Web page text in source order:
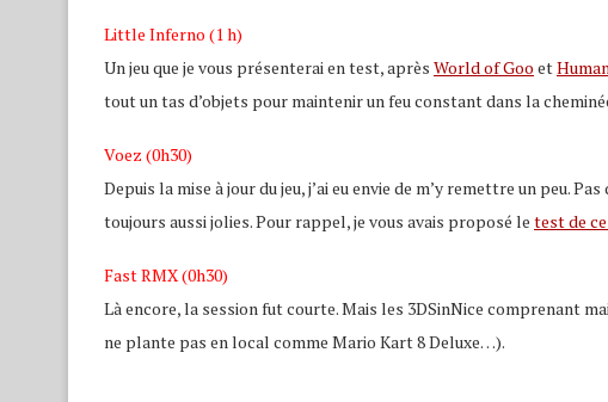
Little Inferno (1 h)
Un jeu que je vous présenterai en test, après World of Goo et
tout un tas d’objets pour maintenir un feu constant dans la
Voez (0h30)
Depuis la mise à jour du jeu, j’ai eu envie de m’y remettre un peu.
toujours aussi jolies. Pour rappel, je vous avais proposé le test de
Fast RMX (0h30)
Là encore, la session fut courte. Mais les 3DSinNice comprenant
ne plante pas en local comme Mario Kart 8 Deluxe…).